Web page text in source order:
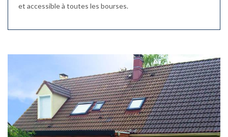
et accessible à toutes les bourses.